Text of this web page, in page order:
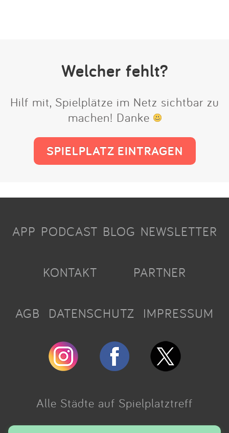
Welcher fehlt?
Hilf mit, Spielplätze im Netz sichtbar zu
machen! Danke
SPIELPLATZ EINTRAGEN
APP PODCAST BLOG NEWSLETTER
KONTAKT PARTNER
AGB DATENSCHUTZ IMPRESSUM
Alle Städte auf Spielplatztreff